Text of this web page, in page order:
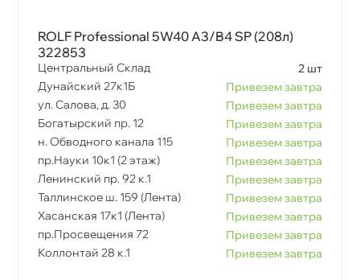
ROLF Professional 5W40 A3/B4 SP (208л)
322853
Центральный Склад
2 шт
Дунайский 27к1Б
Привезем завтра
ул. Салова, д. 30
Привезем завтра
Богатырский пр. 12
Привезем завтра
н. Обводного канала 115
Привезем завтра
пр.Науки 10к1 (2 этаж)
Привезем завтра
Ленинский пр. 92 к.1
Привезем завтра
Таллинское ш. 159 (Лента)
Привезем завтра
Хасанская 17к1 (Лента)
Привезем завтра
пр.Просвещения 72
Привезем завтра
Коллонтай 28 к.1
Привезем завтра